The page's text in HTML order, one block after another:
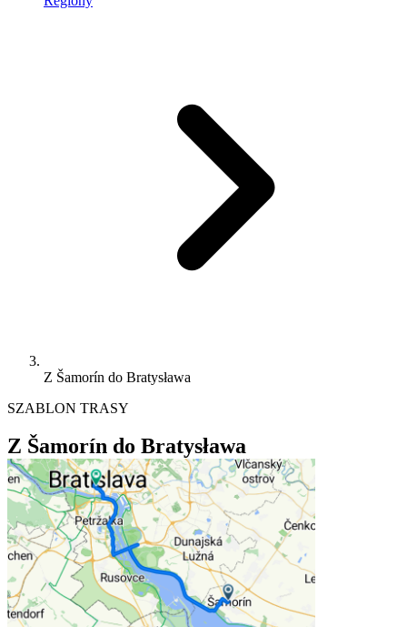
Z Šamorín do Bratysława
SZABLON TRASY
Z Šamorín do Bratysława